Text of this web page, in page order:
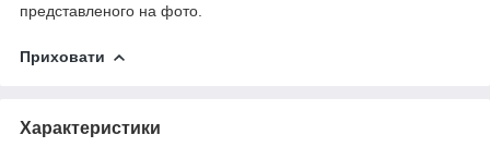
представленого на фото.
Приховати
Характеристики